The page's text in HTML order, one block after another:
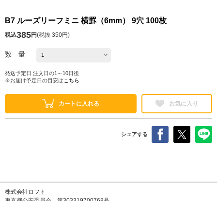
B7 ルーズリーフミニ 横罫（6mm） 9穴 100枚
税込385円(税抜 350円)
数 量
発送予定日 注文日の1～10日後
※お届け予定日の目安は こちら
カートに入れる お気に入り
シェアする
株式会社ロフト